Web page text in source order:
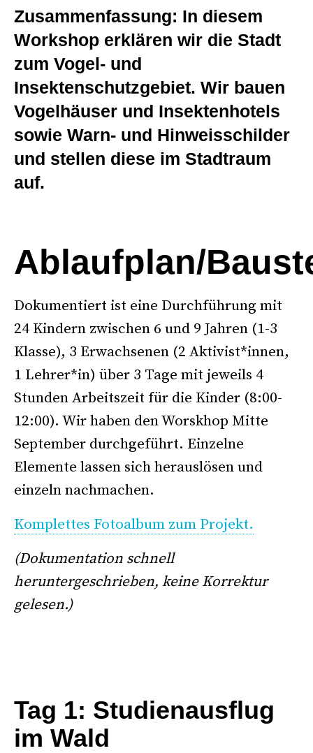
Zusammenfassung: In diesem
Workshop erklären wir die Stadt
zum Vogel- und
Insektenschutzgebiet. Wir bauen
Vogelhäuser und Insektenhotels
sowie Warn- und Hinweisschilder
und stellen diese im Stadtraum
auf.
Ablaufplan/
Dokumentiert ist eine Durchführung mit
24 Kindern zwischen 6 und 9 Jahren (1-3
Klasse), 3 Erwachsenen (2 Aktivist*innen,
1 Lehrer*in) über 3 Tage mit jeweils 4
Stunden Arbeitszeit für die Kinder (8:00-
12:00). Wir haben den Worskhop Mitte
September durchgeführt. Einzelne
Elemente lassen sich herauslösen und
einzeln nachmachen.
Komplettes Fotoalbum zum Projekt.
(Dokumentation schnell
heruntergeschrieben, keine Korrektur
gelesen.)
Tag 1: Studienausflug
im Wald